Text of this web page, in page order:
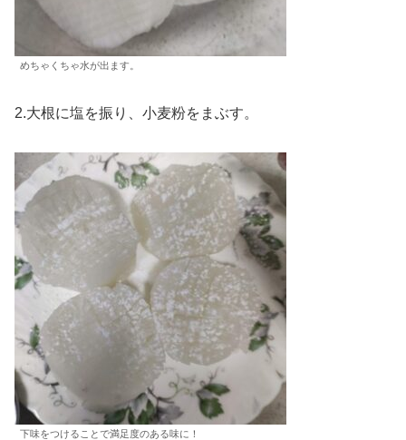
めちゃくちゃ水が出ます。
2.大根に塩を振り、小麦粉をまぶす。
下味をつけることで満足度のある味に！